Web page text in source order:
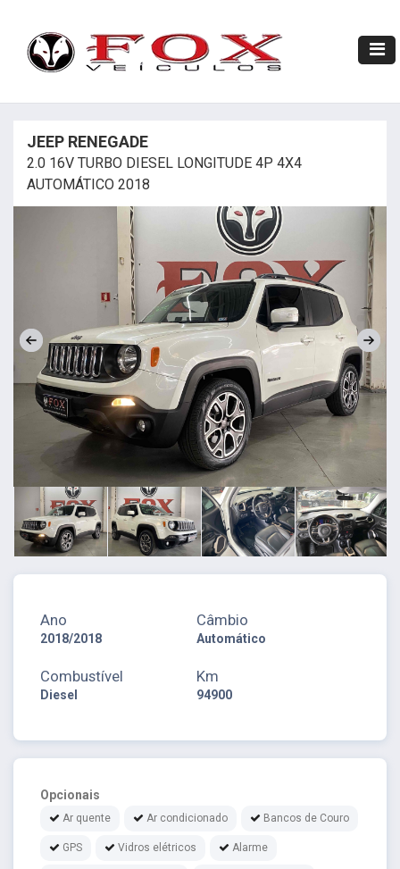
JEEP RENEGADE
2.0 16V TURBO DIESEL LONGITUDE 4P 4X4
AUTOMÁTICO 2018
Ano
2018/2018
Câmbio
Automático
Combustível
Diesel
Km
94900
Opcionais
Ar quente Ar condicionado Bancos de Couro
GPS Vidros elétricos Alarme